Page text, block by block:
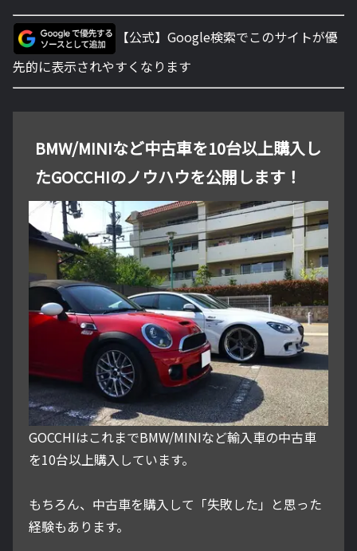
【公式】Google検索でこのサイトが優
先的に表示されやすくなります
BMW/MINIなど中古車を10台以上購入し
たGOCCHIのノウハウを公開します！
GOCCHIはこれまでBMW/MINIなど輸入車の中古車
を10台以上購入しています。
もちろん、中古車を購入して「失敗した」と思った
経験もあります。